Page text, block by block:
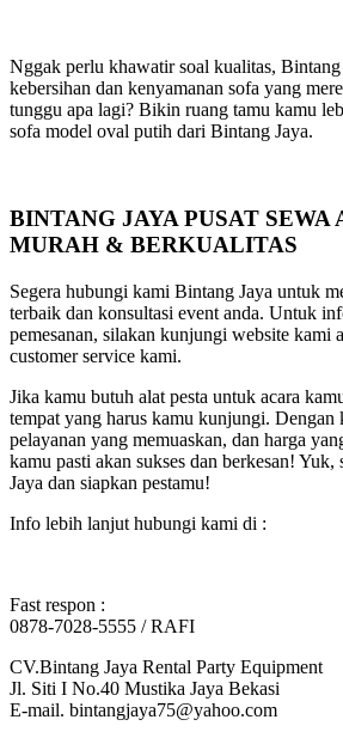
Nggak perlu khawatir soal kualitas, Bintang
kebersihan dan kenyamanan sofa yang
tunggu apa lagi? Bikin ruang tamu kamu
sofa model oval putih dari Bintang Jaya.
BINTANG JAYA PUSAT
MURAH & BERKUALITAS
Segera hubungi kami Bintang Jaya untuk
terbaik dan konsultasi event anda. Untuk
pemesanan, silakan kunjungi website kami
customer service kami.
Jika kamu butuh alat pesta untuk acara
tempat yang harus kamu kunjungi. Dengan
pelayanan yang memuaskan, dan harga
kamu pasti akan sukses dan berkesan!
Jaya dan siapkan pestamu!
Info lebih lanjut hubungi kami di :
Fast respon :
0878-7028-5555 / RAFI
CV.Bintang Jaya Rental Party Equipment
Jl. Siti I No.40 Mustika Jaya Bekasi
E-mail. bintangjaya75@yahoo.com